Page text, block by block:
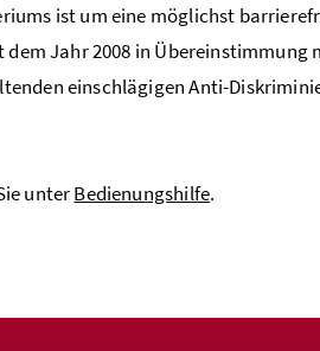
ist um eine möglichst
Jahr 2008 in
einschlägigen Anti-
unterBedienungshilfe.